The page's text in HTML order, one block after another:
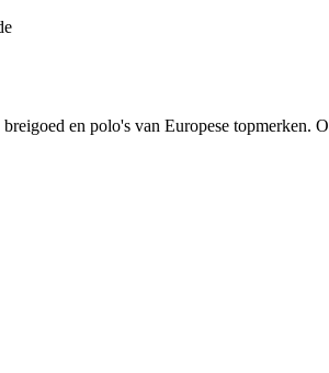
en polo's van Europese